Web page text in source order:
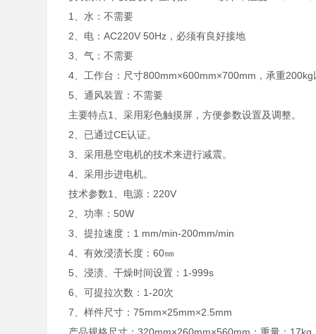
1、水：不需要
2、电：AC220V 50Hz，必须有良好接地
3、气：不需要
4、工作台：尺寸800mm×600mm×700mm，承重
5、通风装置：不需要
主要特点1、采用彩色触摸屏，方便参数设置及调整。
2、已通过CE认证。
3、采用悬空电机的技术来进行减震。
4、采用步进电机。
技术参数1、电源：220V
2、功率：50W
3、提拉速度：1 mm/min-200mm/min
4、有效浸渍长度：60㎜
5、浸渍、干燥时间设置：1-999s
6、可提拉次数：1-20次
7、样件尺寸：75mm×25mm×2.5mm